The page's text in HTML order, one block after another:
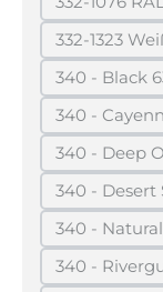
332-1323
(Diese
340 - Black
340 -
340 - Deep
340 - Desert
340 -
340 -